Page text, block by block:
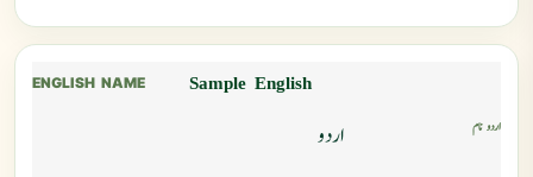
Sample English
اردو